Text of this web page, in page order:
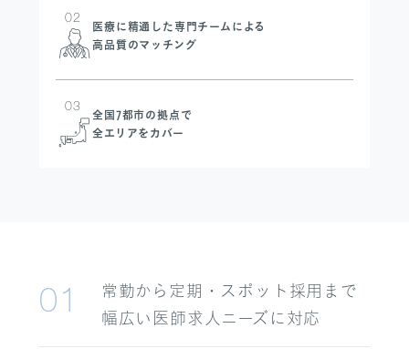
DR.アルなび
プライバシーポリシー
フリーランスの皆様へ
02
医療に精通した専門チームによる
高品質のマッチング
03
全国7都市の拠点で
全エリアをカバー
01
常勤から定期・スポット採用まで
幅広い医師求人ニーズに対応